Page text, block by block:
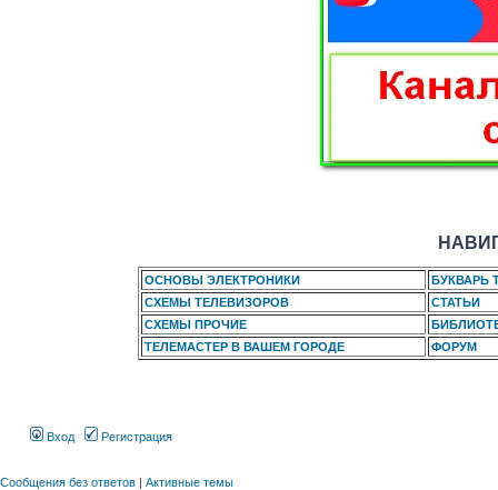
ОСНОВЫ ЭЛЕКТРОНИКИ
БУКВАРЬ
СХЕМЫ ТЕЛЕВИЗОРОВ
СТАТЬИ
СХЕМЫ ПРОЧИЕ
ТЕЛЕМАСТЕР В ВАШЕМ ГОРОДЕ
ФОРУМ
Вход Регистрация
Сообщения без ответов | Активные темы